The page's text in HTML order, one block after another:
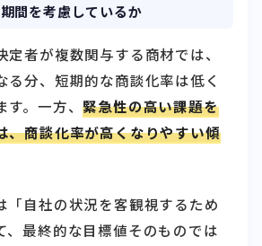
間を考慮しているか
者が複数関与する商材では、
る分、短期的な商談化率は低く
す。一方、緊急性の高い課題を
、商談化率が高くなりやすい傾
「自社の状況を客観視するため
、最終的な目標値そのものでは